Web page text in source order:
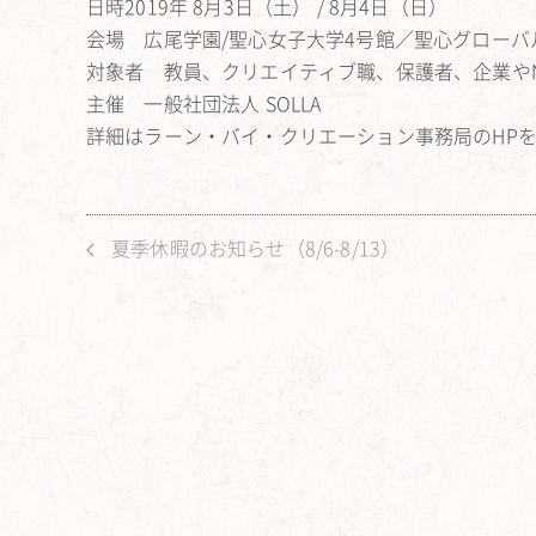
会場 広尾学園/聖心女子大学4号館／聖心グロー
対象者 教員、クリエイティブ職、保護者、企業
主催 一般社団法人 SOLLA
詳細はラーン・バイ・クリエーション事務局のHP
夏季休暇のお知らせ（8/6-8/13）